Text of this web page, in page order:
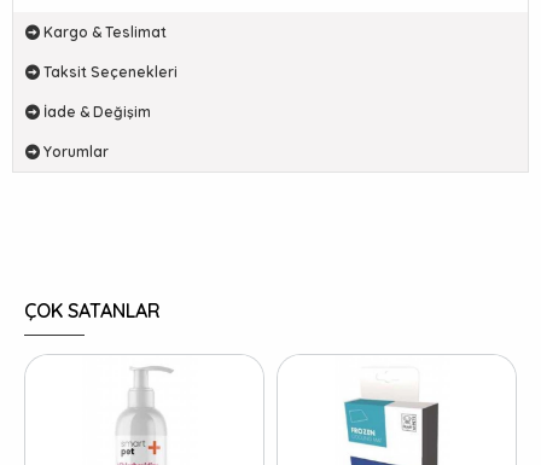
Kargo & Teslimat
Taksit Seçenekleri
İade & Değişim
Yorumlar
ÇOK SATANLAR